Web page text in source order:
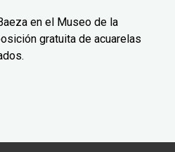
en el Museo de la
gratuita de acuarelas